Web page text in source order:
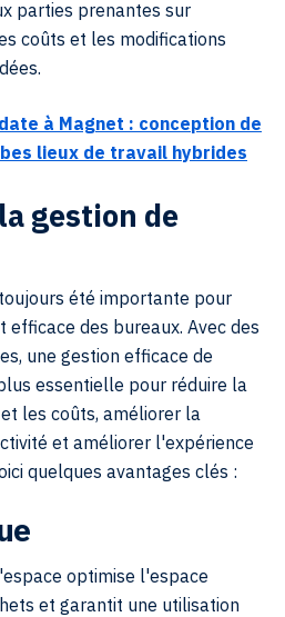
parties prenantes sur
coûts et les modifications
à Magnet : conception de
lieux de travail hybrides
gestion de
été importante pour
des bureaux. Avec des
une gestion efficace de
essentielle pour réduire la
les coûts, améliorer la
et améliorer l'expérience
quelques avantages clés :
optimise l'espace
et garantit une utilisation